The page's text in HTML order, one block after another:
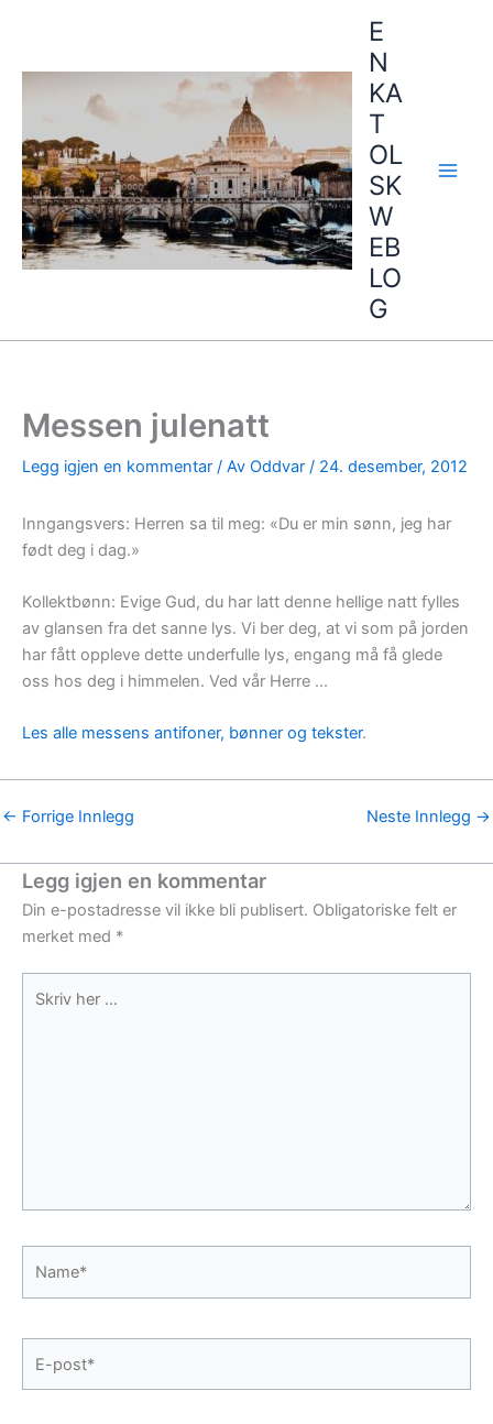
E
N
KA
T
OL
SK
W
EB
LO
G
Messen julenatt
Legg igjen en kommentar / Av Oddvar / 24. desember, 2012
Inngangsvers: Herren sa til meg: «Du er min sønn, jeg har
født deg i dag.»
Kollektbønn: Evige Gud, du har latt denne hellige natt fylles
av glansen fra det sanne lys. Vi ber deg, at vi som på jorden
har fått oppleve dette underfulle lys, engang må få glede
oss hos deg i himmelen. Ved vår Herre …
Les alle messens antifoner, bønner og tekster.
← Forrige Innlegg Neste Innlegg →
Legg igjen en kommentar
Din e-postadresse vil ikke bli publisert. Obligatoriske felt er
merket med *
post*